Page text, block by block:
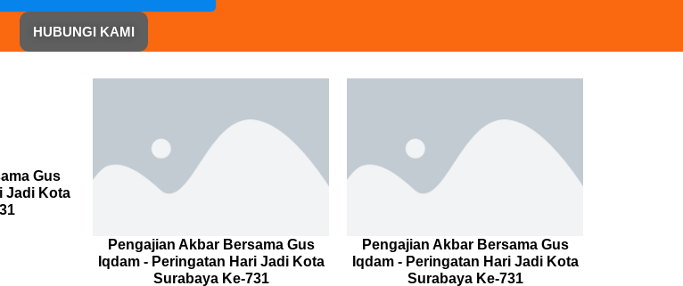
HUBUNGI KAMI
Gus
Jadi Kota
Pengajian Akbar Bersama Gus
Iqdam - Peringatan Hari Jadi Kota
Surabaya Ke-731
Pengajian Akbar Bersama Gus
Iqdam - Peringatan Hari Jadi Kota
Surabaya Ke-731